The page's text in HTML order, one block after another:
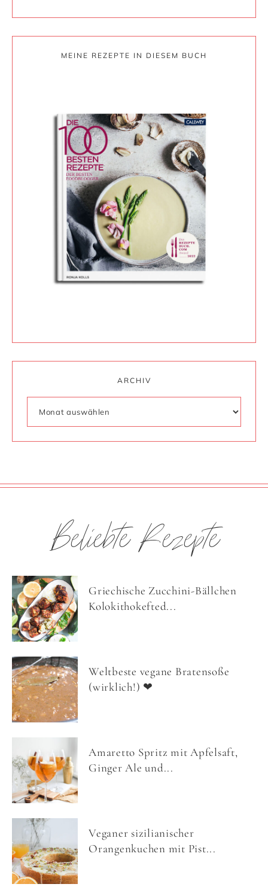
MEINE REZEPTE IN DIESEM BUCH
ARCHIV
Beliebte Rezepte
Griechische Zucchini-Bällchen
Kolokithokefted...
Weltbeste vegane Bratensoße
(wirklich!) ❤
Amaretto Spritz mit Apfelsaft,
Ginger Ale und...
Veganer sizilianischer
Orangenkuchen mit Pist...